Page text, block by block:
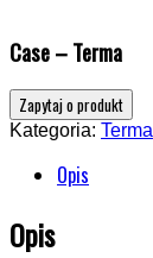
Case – Terma
Kategoria: Terma
Opis
Opis